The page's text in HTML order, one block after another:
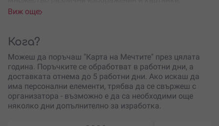
символизиращи желания, мечти и пътувания. В
нестандартни мечти. Всяка карта може да бъде
персонализирана спрямо получателя.
Всеки комплект включва:
Красиво разграфена карта / vision board
Картини, изобразяващи мечти, желания и цели
Готови афермации, с опция за персонализиране
Подробно описание
Виж още
Кога?
Можеш да поръчаш "Карта на Мечтите" през цялата
година. Поръчките се обработват в работни дни, а
доставката отнема до 5 работни дни. Ако искаш да
има персонални елементи, трябва да се свържеш с
организатора - възможно е да са необходими още
няколко дни допълнително за изработка.